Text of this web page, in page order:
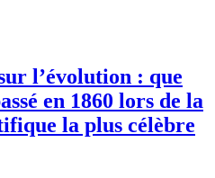
l’évolution : que
en 1860 lors de la
la plus célèbre